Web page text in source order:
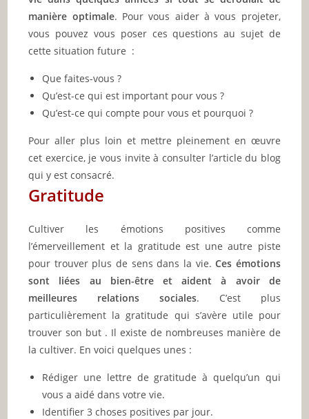
manière optimale. Pour vous aider à vous projeter,
vous pouvez vous poser ces questions au sujet de
cette situation future :
Que faites-vous ?
Qu’est-ce qui est important pour vous ?
Qu’est-ce qui compte pour vous et pourquoi ?
Pour aller plus loin et mettre pleinement en œuvre
cet exercice, je vous invite à consulter l’article du blog
qui y est consacré.
Gratitude
Cultiver les émotions positives comme
l’émerveillement et la gratitude est une autre piste
pour trouver plus de sens dans la vie.Ces émotions
sont liées au bien-être et aident à avoir de
meilleures relations sociales. C’est plus
particulièrement la gratitude qui s’avère utile pour
trouver son but . Il existe de nombreuses manière de
la cultiver. En voici quelques unes :
Rédiger une lettre de gratitude à quelqu’un qui
vous a aidé dans votre vie.
Identifier 3 choses positives par jour.